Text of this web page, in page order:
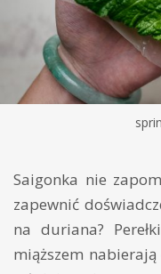
Saigonka nie
zapewnić
na duriana?
miąższem